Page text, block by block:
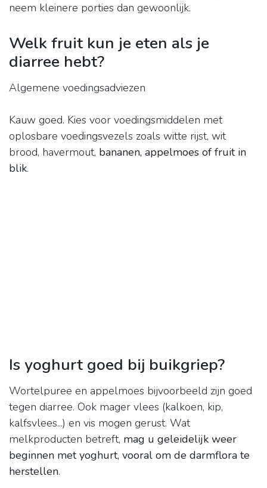
neem kleinere porties dan gewoonlijk.
Welk fruit kun je eten als je
diarree hebt?
Algemene voedingsadviezen
Kauw goed. Kies voor voedingsmiddelen met
oplosbare voedingsvezels zoals witte rijst, wit
brood, havermout, bananen, appelmoes of fruit in
blik.
Is yoghurt goed bij buikgriep?
Wortelpuree en appelmoes bijvoorbeeld zijn goed
tegen diarree. Ook mager vlees (kalkoen, kip,
kalfsvlees...) en vis mogen gerust. Wat
melkproducten betreft, mag u geleidelijk weer
beginnen met yoghurt, vooral om de darmflora te
herstellen.